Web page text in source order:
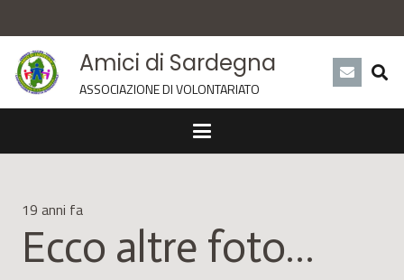
Amici di Sardegna
ASSOCIAZIONE DI VOLONTARIATO
19 anni fa
Ecco altre foto…